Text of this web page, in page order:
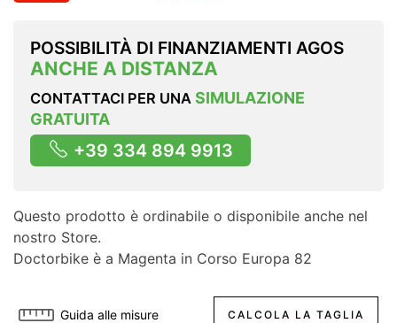
POSSIBILITÀ DI FINANZIAMENTI AGOS
ANCHE A DISTANZA
CONTATTACI PER UNASIMULAZIONE
GRATUITA
+39 334 894 9913
Questo prodotto è ordinabile o disponibile anche nel
nostro Store.
Doctorbike è a Magenta in Corso Europa 82
Guida alle misure CALCOLA LA TAGLIA